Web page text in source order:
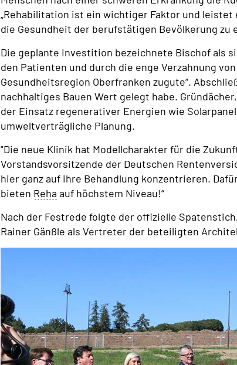
„Rehabilitation ist ein wichtiger Faktor und
die Gesundheit der berufstätigen Bevölkerung zu
Die geplante Investition bezeichnete Bischof als
den Patienten und durch die enge Verzahnung
Gesundheitsregion Oberfranken zugute“.
nachhaltiges Bauen Wert gelegt habe.
der Einsatz regenerativer Energien wie
umweltverträgliche Planung.
"Die neue Klinik hat Modellcharakter für die
Vorstandsvorsitzende der Deutschen
hier ganz auf ihre Behandlung konzentrieren.
bieten Reha auf höchstem Niveau!“
Nach der Festrede folgte der offizielle
Rainer Gänßle als Vertreter der beteiligten